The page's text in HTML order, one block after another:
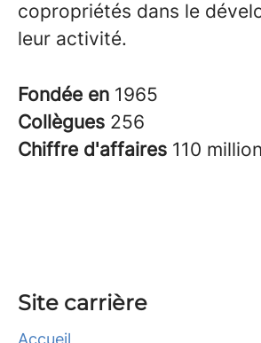
copropriétés dans le
leur activité.
Fondée en 1965
Collègues 256
Chiffre d'affaires 110
Site carrière
Accueil